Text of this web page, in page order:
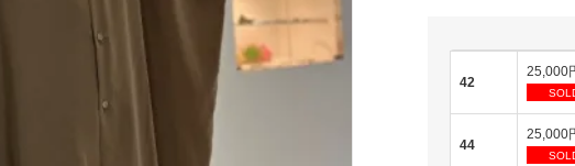
42
25,000
44
25,000